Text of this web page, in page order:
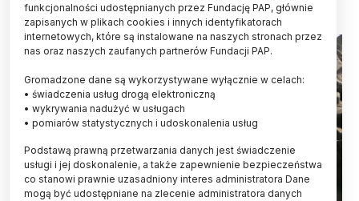
funkcjonalności udostępnianych przez Fundację PAP, głównie
zapisanych w plikach cookies i innych identyfikatorach
internetowych, które są instalowane na naszych stronach przez
nas oraz naszych zaufanych partnerów Fundacji PAP.
Gromadzone dane są wykorzystywane wyłącznie w celach:
• świadczenia usług drogą elektroniczną
• wykrywania nadużyć w usługach
• pomiarów statystycznych i udoskonalenia usług
Podstawą prawną przetwarzania danych jest świadczenie
usługi i jej doskonalenie, a także zapewnienie bezpieczeństwa
co stanowi prawnie uzasadniony interes administratora Dane
mogą być udostępniane na zlecenie administratora danych